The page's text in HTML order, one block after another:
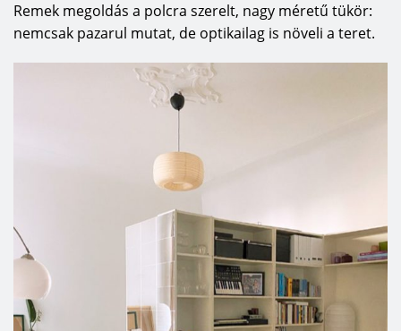
Remek megoldás a polcra szerelt, nagy méretű tükör:
nemcsak pazarul mutat, de optikailag is növeli a teret.